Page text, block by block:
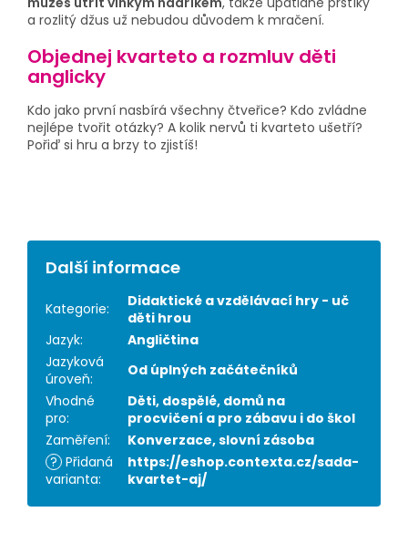
a rozlitý džus už nebudou důvodem k mračení.
Objednej kvarteto a rozmluv děti
anglicky
Kdo jako první nasbírá všechny čtveřice? Kdo zvládne
nejlépe tvořit otázky? A kolik nervů ti kvarteto ušetří?
Pořiď si hru a brzy to zjistíš!
Další informace
Kategorie:
Didaktické a vzdělávací hry - uč
děti hrou
Jazyk:
Angličtina
Jazyková
úroveň:
Od úplných začátečníků
Vhodné
pro:
Děti, dospělé, domů na
procvičení a pro zábavu i do škol
Zaměření:
Konverzace, slovní zásoba
? Přidaná
varianta:
https://eshop.contexta.cz/sada-
kvartet-aj/